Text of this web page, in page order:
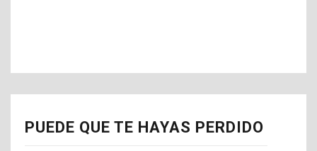
PUEDE QUE TE HAYAS PERDIDO